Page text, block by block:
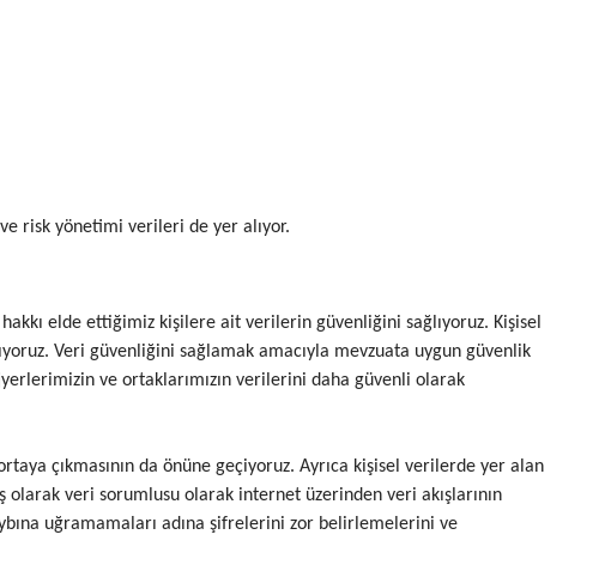
risk yönetimi verileri de yer alıyor.
elde ettiğimiz kişilere ait verilerin güvenliğini sağlıyoruz. Kişisel
Veri güvenliğini sağlamak amacıyla mevzuata uygun güvenlik
ve ortaklarımızın verilerini daha güvenli olarak
çıkmasının da önüne geçiyoruz. Ayrıca kişisel verilerde yer alan
veri sorumlusu olarak internet üzerinden veri akışlarının
uğramamaları adına şifrelerini zor belirlemelerini ve